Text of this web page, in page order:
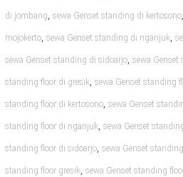
di jombang, sewa Genset standing di kertosono,
mojokerto, sewa Genset standing di nganjuk,
sewa Genset standing di sidoarjo, sewa
standing floor di gresik, sewa Genset standing
standing floor di kertosono, sewa Genset
standing floor di nganjuk, sewa Genset
standing floor di sidoarjo, sewa Genset
standing floor gresik, sewa Genset standing